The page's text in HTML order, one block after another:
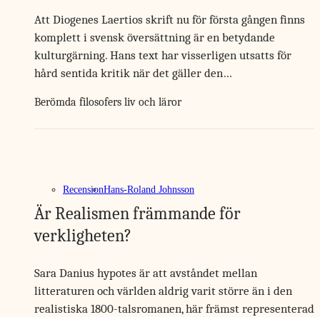
Att Diogenes Laertios skrift nu för första gången finns
komplett i svensk översättning är en betydande
kulturgärning. Hans text har visserligen utsatts för
hård sentida kritik när det gäller den…
Berömda filosofers liv och läror
RecensionHans-Roland Johnsson
Är Realismen främmande för
verkligheten?
Sara Danius hypotes är att avståndet mellan
litteraturen och världen aldrig varit större än i den
realistiska 1800-talsromanen, här främst representerad